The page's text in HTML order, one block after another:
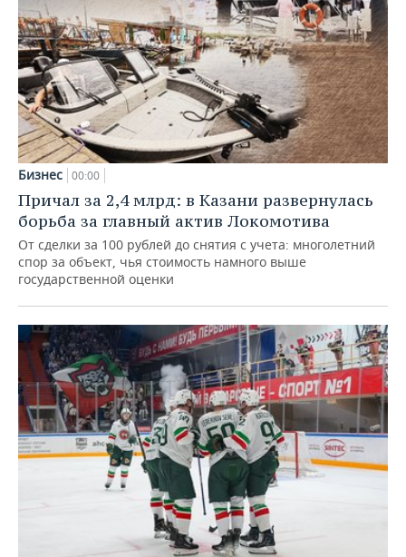
Бизнес 00:00
Причал за 2,4 млрд: в Казани развернулась
борьба за главный актив Локомотива
От сделки за 100 рублей до снятия с учета: многолетний
спор за объект, чья стоимость намного выше
государственной оценки